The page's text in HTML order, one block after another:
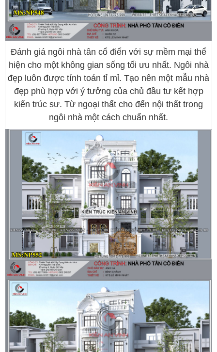
Đánh giá ngôi nhà tân cổ điển với sự mềm mại thể
hiện cho một không gian sống tối ưu nhất. Ngôi nhà
đẹp luôn được tính toán tỉ mỉ. Tạo nên một mẫu nhà
đẹp phù hợp với ý tưởng của chủ đầu tư kết hợp
kiến trúc sư. Từ ngoại thất cho đến nội thất trong
ngôi nhà một cách chuẩn nhất.